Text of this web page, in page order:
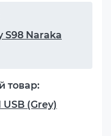
S98 Naraka
товар:
USB (Grey)